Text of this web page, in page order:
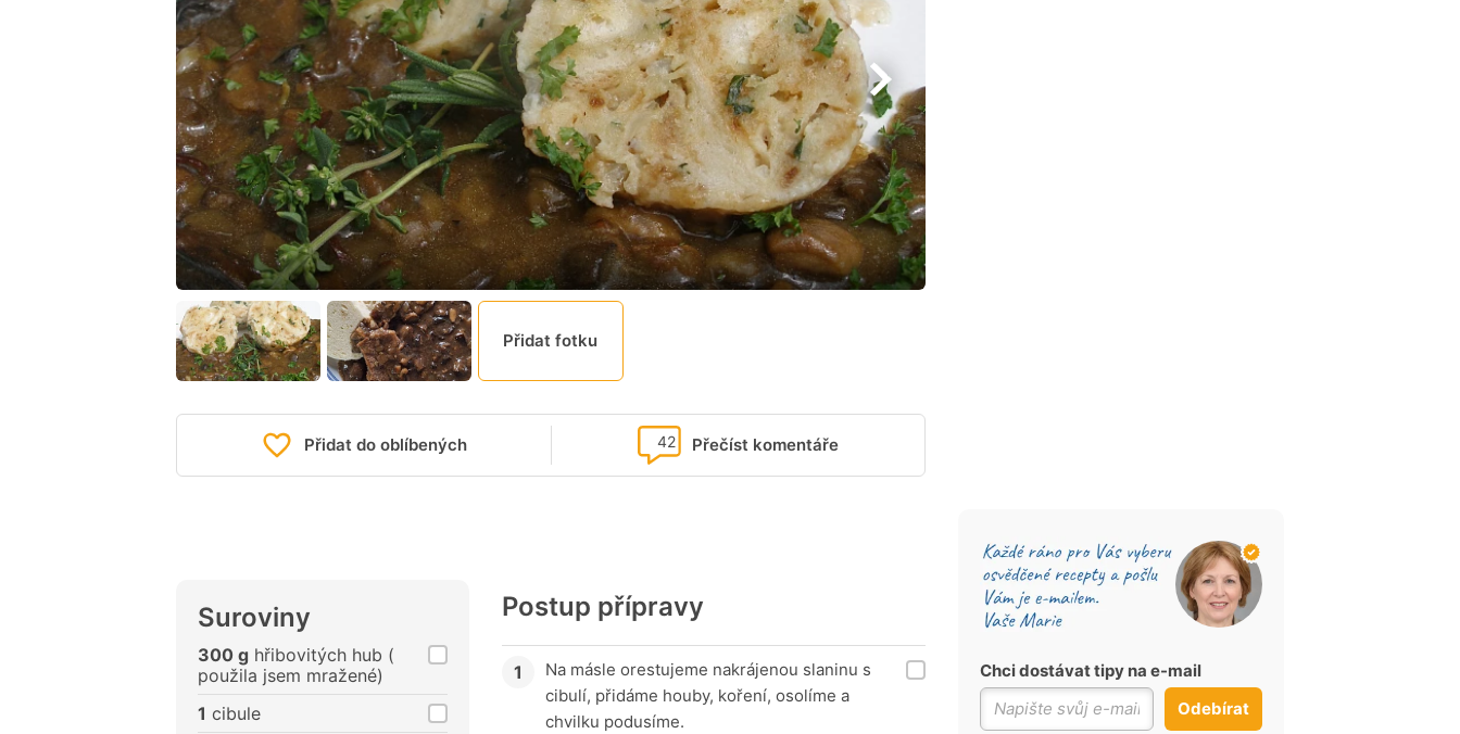
Přidat fotku
Přidat do oblíbených Přečíst komentáře
42
Suroviny
300 g hřibovitých hub (
použila jsem mražené)
1 cibule
Postup přípravy
Na másle orestujeme nakrájenou slaninu s
cibulí, přidáme houby, koření, osolíme a
chvilku podusíme.
Chci dostávat tipy na e-mail
Odebírat